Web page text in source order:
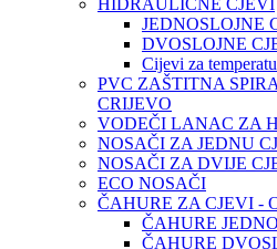
HIDRAULIČNE CJEVI
JEDNOSLOJNE
DVOSLOJNE
Cijevi za
PVC ZAŠTITNA
CRIJEVO
VODEČI LANAC ZA
NOSAČI ZA JEDNU
NOSAČI ZA DVIJE
ECO NOSAČI
ČAHURE ZA CJEVI -
ČAHURE
ČAHURE